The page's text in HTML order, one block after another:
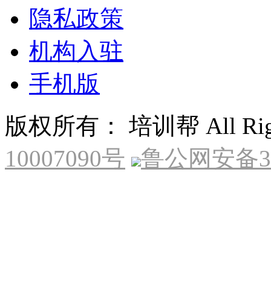
隐私政策
机构入驻
手机版
版权所有： 培训帮 All
10007090号
鲁公网安备